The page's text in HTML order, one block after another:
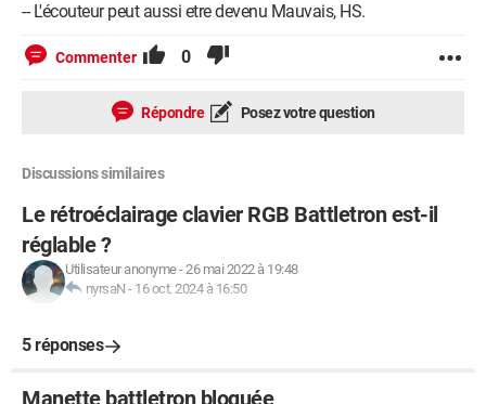
-- L'écouteur peut aussi etre devenu Mauvais, HS.
Commenter 0
Répondre Posez votre question
Discussions similaires
Le rétroéclairage clavier RGB Battletron est-il
réglable ?
Utilisateur anonyme-26 mai 2022 à 19:48
nyrsaN - 16 oct. 2024 à 16:50
5 réponses
Manette battletron bloquée